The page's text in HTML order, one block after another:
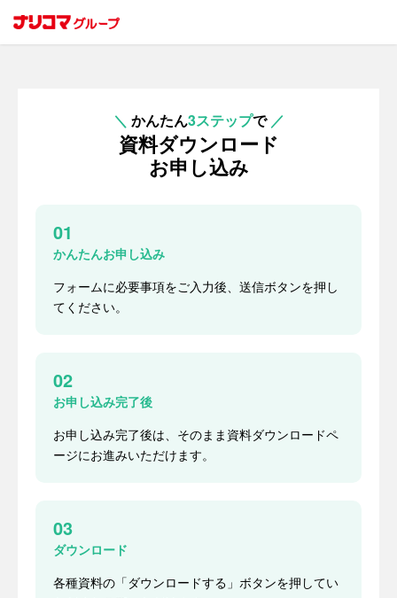
＼ かんたん3ステップで ／
資料ダウンロード
お申し込み
01
かんたんお申し込み
フォームに必要事項をご入力後、送信ボタンを押し
てください。
02
お申し込み完了後
お申し込み完了後は、そのまま資料ダウンロードペ
ージにお進みいただけます。
03
ダウンロード
各種資料の「ダウンロードする」ボタンを押してい